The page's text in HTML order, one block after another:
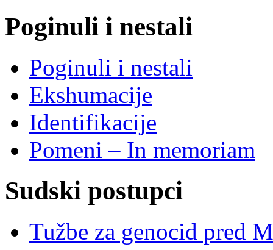
Poginuli i nestali
Poginuli i nestali
Ekshumacije
Identifikacije
Pomeni – In memoriam
Sudski postupci
Tužbe za genocid pred